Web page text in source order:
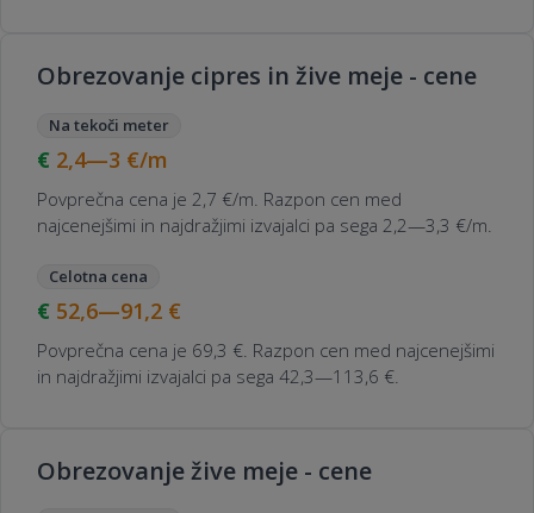
Obrezovanje cipres in žive meje - cene
Na tekoči meter
2,4—3 €/m
Povprečna cena je 2,7 €/m. Razpon cen med
najcenejšimi in najdražjimi izvajalci pa sega 2,2—3,3 €/m.
Celotna cena
52,6—91,2 €
Povprečna cena je 69,3 €. Razpon cen med najcenejšimi
in najdražjimi izvajalci pa sega 42,3—113,6 €.
Obrezovanje žive meje - cene